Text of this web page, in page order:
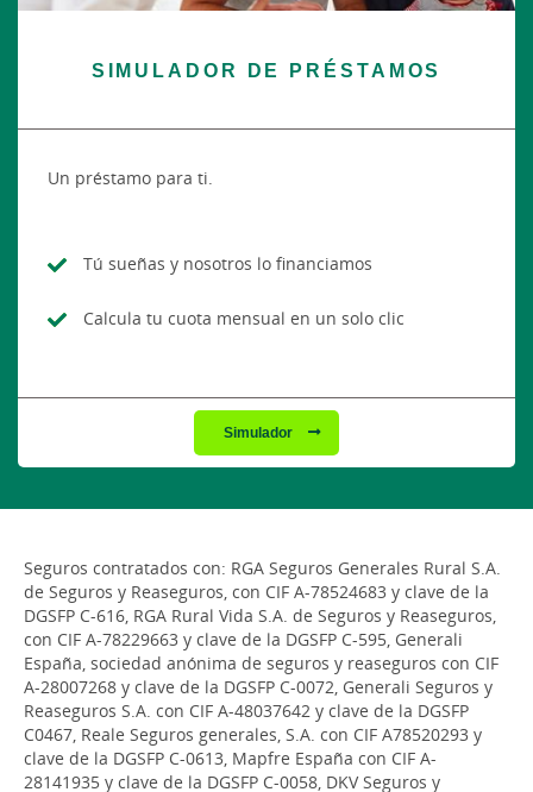
SIMULADOR DE PRÉSTAMOS
Un préstamo para ti.
Tú sueñas y nosotros lo financiamos
Calcula tu cuota mensual en un solo clic
Simulador
Seguros contratados con: RGA Seguros Generales Rural S.A.
de Seguros y Reaseguros, con CIF A-78524683 y clave de la
DGSFP C-616, RGA Rural Vida S.A. de Seguros y Reaseguros,
con CIF A-78229663 y clave de la DGSFP C-595, Generali
España, sociedad anónima de seguros y reaseguros con CIF
A-28007268 y clave de la DGSFP C-0072, Generali Seguros y
Reaseguros S.A. con CIF A-48037642 y clave de la DGSFP
C0467, Reale Seguros generales, S.A. con CIF A78520293 y
clave de la DGSFP C-0613, Mapfre España con CIF A-
28141935 y clave de la DGSFP C-0058, DKV Seguros y